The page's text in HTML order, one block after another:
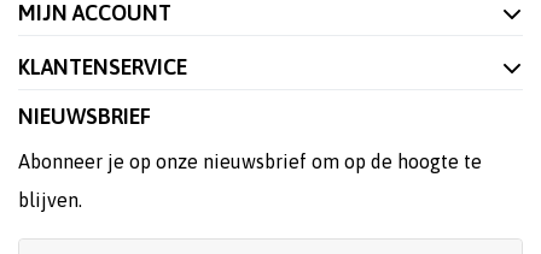
MIJN ACCOUNT
KLANTENSERVICE
NIEUWSBRIEF
Abonneer je op onze nieuwsbrief om op de hoogte te
blijven.